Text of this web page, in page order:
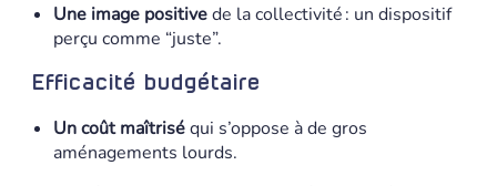
Une image positivede la collectivité : un dispositif
perçu comme “juste”.
Efficacité budgétaire
Un coût maîtriséqui s’oppose à de gros
aménagements lourds.